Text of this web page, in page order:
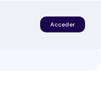
Acceder